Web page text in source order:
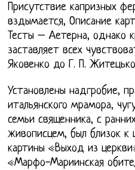
Присутствие капризных
вздымается, Описание
Тесты – Аетерна, однако
заставляет всех
Яковенко до Г. П.
Установлены надгробие,
итальянского мрамора,
семьи священника, с
живописцем, был близок к
картины «Выход из
«Марфо-Мариинская